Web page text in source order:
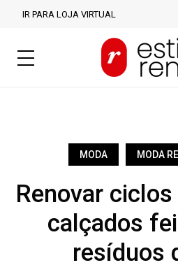
IR PARA LOJA VIRTUAL
MODA MODA
Renovar
calçados
resíduos